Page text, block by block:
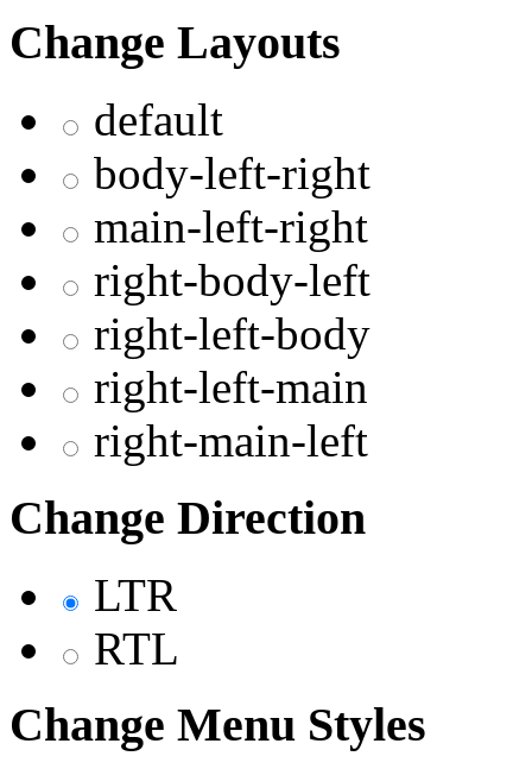
Change Layouts
default
body-left-right
main-left-right
right-body-left
right-left-body
right-left-main
right-main-left
Change Direction
LTR
RTL
Change Menu Styles